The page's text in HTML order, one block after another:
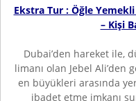
Ekstra Tur : Öğle
– Kişi
Dubai’den hareket ile,
limanı olan Jebel Ali’den
en büyükleri arasında
ibadet etme imkanı